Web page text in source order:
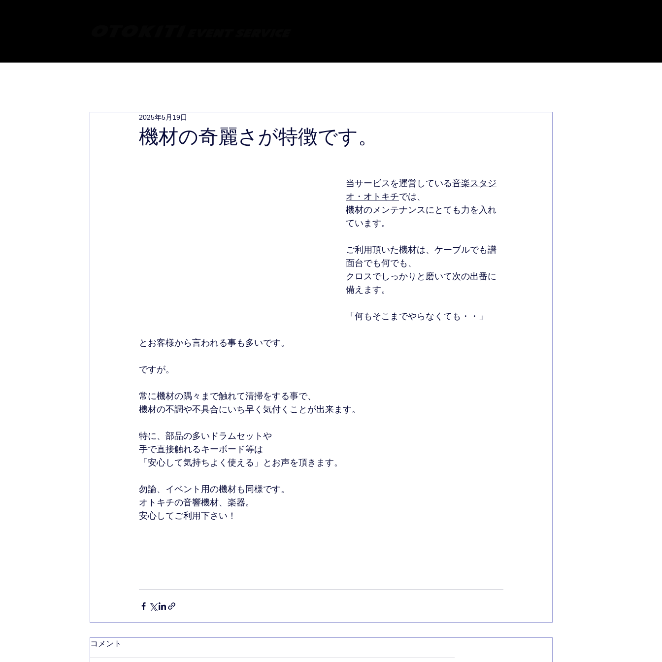
機材の奇麗さが特徴です。
2025年5月19日
当サービスを運営している音楽スタジ
オ・オトキチでは、
機材のメンテナンスにとても力を入れ
ています。
ご利用頂いた機材は、ケーブルでも譜
面台でも何でも、
クロスでしっかりと磨いて次の出番に
備えます。
「何もそこまでやらなくても・・」
とお客様から言われる事も多いです。
ですが。
常に機材の隅々まで触れて清掃をする事で、
機材の不調や不具合にいち早く気付くことが出来ます。
特に、部品の多いドラムセットや
手で直接触れるキーボード等は
「安心して気持ちよく使える」とお声を頂きます。
勿論、イベント用の機材も同様です。
オトキチの音響機材、楽器。
安心してご利用下さい！
コメント